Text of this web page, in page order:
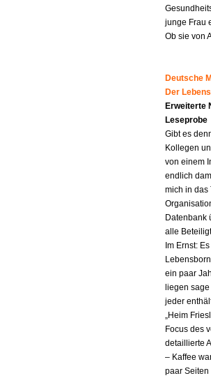
junge Frau
Ob sie von
Deutsche
Der
Erweiterte
Leseprobe
Gibt es
Kollegen
von einem
endlich
mich in das
Datenbank
alle
Im Ernst:
ein paar
liegen
jeder
„Heim
Focus des
detaillierte
– Kaffee
paar